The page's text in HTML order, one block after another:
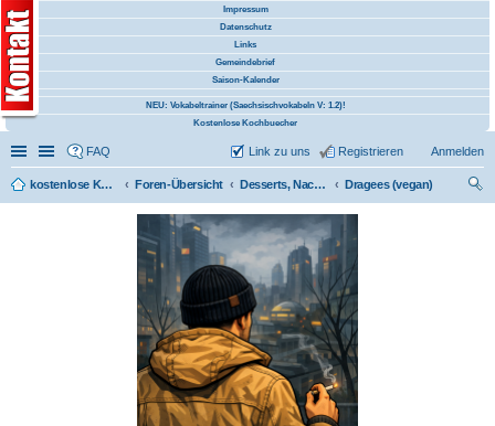
Impressum
Datenschutz
Links
Gemeindebrief
Saison-Kalender
NEU: Vokabeltrainer (Saechsischvokabeln V: 1.2)!
Kostenlose Kochbuecher
Schnellzugriff
Linkliste
FAQ Anmelden
Registrieren
Link zu uns
kostenlose Kochrezepte und kostenlose Kochbücher Foren-Übersicht Desserts, Nachspeisen
Dragees (vegan)